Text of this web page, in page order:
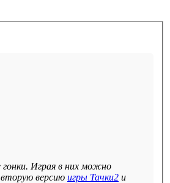
гонки. Играя в них можно
вторую версию игры Тачки2 и